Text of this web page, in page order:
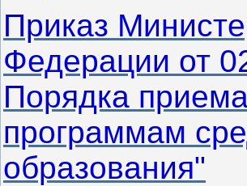
Приказ
Федерации от
Порядка
программам
образования"